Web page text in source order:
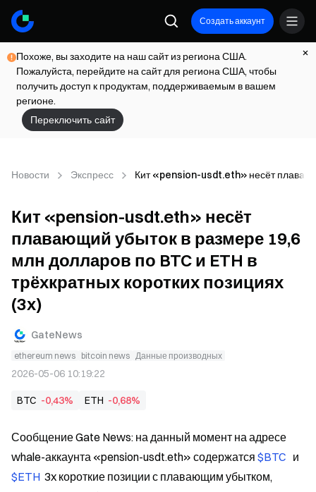
Создать аккаунт
Похоже, вы заходите на наш сайт из региона США.
Пожалуйста, перейдите на сайт для региона США, чтобы
получить доступ к продуктам, поддерживаемым в вашем
регионе.
Переключить сайт
Новости Экспресс Кит «pension-usdt.eth» несёт
Кит «pension-usdt.eth» несёт
плавающий убыток в размере 19,6
млн долларов по BTC и ETH в
трёхкратных коротких позициях
(3x)
GateNews
ethereum news bitcoin news Данные производных
2026-05-06 10:19:22
BTC -0,43% ETH -0,68%
Сообщение Gate News: на данный момент на адресе
whale-аккаунта «pension-usdt.eth» содержатся $BTC
  и
$ETH 3x короткие позиции с плавающим убытком,